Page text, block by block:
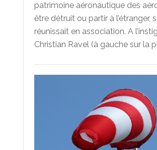
patrimoine aéronautique des
être détruit ou partir à l’étranger,
réunissait en association. A
Christian Ravel (à gauche sur la